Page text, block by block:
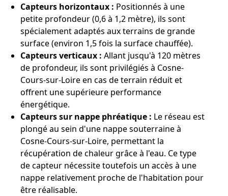
Capteurs horizontaux : Positionnés à une
petite profondeur (0,6 à 1,2 mètre), ils sont
spécialement adaptés aux terrains de grande
surface (environ 1,5 fois la surface chauffée).
Capteurs verticaux : Allant jusqu'à 120 mètres
de profondeur, ils sont privilégiés à Cosne-
Cours-sur-Loire en cas de terrain réduit et
offrent une supérieure performance
énergétique.
Capteurs sur nappe phréatique : Le réseau est
plongé au sein d'une nappe souterraine à
Cosne-Cours-sur-Loire, permettant la
récupération de chaleur grâce à l'eau. Ce type
de capteur nécessite toutefois un accès à une
nappe relativement proche de l'habitation pour
être réalisable.